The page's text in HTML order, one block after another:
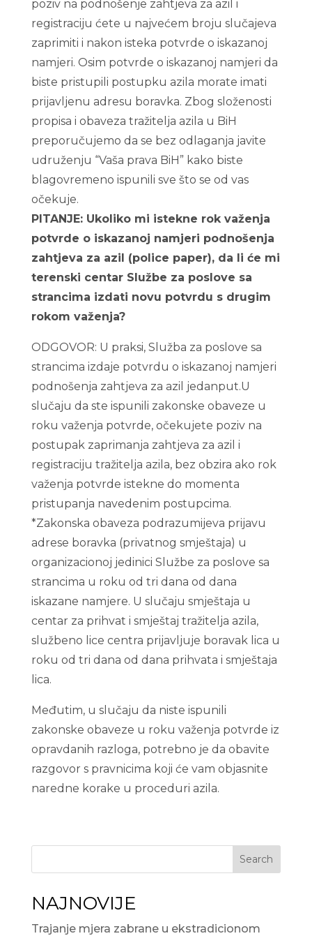
poziv na podnošenje zahtjeva za azil i
registraciju ćete u najvećem broju slučajeva
zaprimiti i nakon isteka potvrde o iskazanoj
namjeri. Osim potvrde o iskazanoj namjeri da
biste pristupili postupku azila morate imati
prijavljenu adresu boravka. Zbog složenosti
propisa i obaveza tražitelja azila u BiH
preporučujemo da se bez odlaganja javite
udruženju “Vaša prava BiH” kako biste
blagovremeno ispunili sve što se od vas
očekuje.
PITANJE: Ukoliko mi istekne rok važenja
potvrde o iskazanoj namjeri podnošenja
zahtjeva za azil (police paper), da li će mi
terenski centar Službe za poslove sa
strancima izdati novu potvrdu s drugim
rokom važenja?
ODGOVOR: U praksi, Služba za poslove sa
strancima izdaje potvrdu o iskazanoj namjeri
podnošenja zahtjeva za azil jedanput.U
slučaju da ste ispunili zakonske obaveze u
roku važenja potvrde, očekujete poziv na
postupak zaprimanja zahtjeva za azil i
registraciju tražitelja azila, bez obzira ako rok
važenja potvrde istekne do momenta
pristupanja navedenim postupcima.
*Zakonska obaveza podrazumijeva prijavu
adrese boravka (privatnog smještaja) u
organizacionoj jedinici Službe za poslove sa
strancima u roku od tri dana od dana
iskazane namjere. U slučaju smještaja u
centar za prihvat i smještaj tražitelja azila,
službeno lice centra prijavljuje boravak lica u
roku od tri dana od dana prihvata i smještaja
lica.
Međutim, u slučaju da niste ispunili
zakonske obaveze u roku važenja potvrde iz
opravdanih razloga, potrebno je da obavite
razgovor s pravnicima koji će vam objasnite
naredne korake u proceduri azila.
Search
NAJNOVIJE
Trajanje mjera zabrane u ekstradicionom